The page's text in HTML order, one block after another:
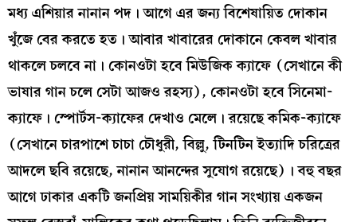
মধ্য এশিয়ার নানান পদ। আগে এর জন্য বিশেষায়িত দোকান
খুঁজে বের করতে হত। আবার খাবারের দোকানে কেবল খাবার
থাকলে চলবে না। কোনওটা হবে মিউজিক ক্যাফে (সেখানে কী
ভাষার গান চলে সেটা আজও রহস্য), কোনওটা হবে সিনেমা-
ক্যাফে। স্পোর্টস-ক্যাফের দেখাও মেলে। রয়েছে কমিক-ক্যাফে
(সেখানে চারপাশে চাচা চৌধুরী, বিল্লু, টিনটিন ইত্যাদি চরিত্রের
আদলে ছবি রয়েছে, নানান আনন্দের সুযোগ রয়েছে)। বহু বছর
আগে ঢাকার একটি জনপ্রিয় সাময়িকীর গান সংখ্যায় একজন